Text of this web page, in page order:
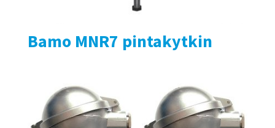
Bamo MNR7 pintakytkin